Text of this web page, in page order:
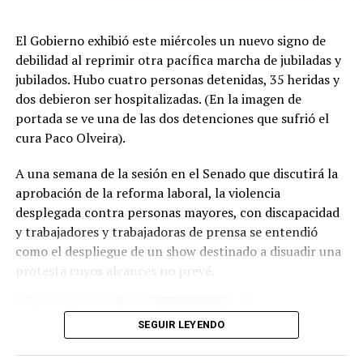
de extranjeros y extraterrestres definir si esto
explica o no la Argentina actual.
El cartel de esta semana fue futbolero: “Por más
Lichas, por más luchas”.
La referencia es al defensor central Lisandro Martínez,
único jugador que tuvo una postura crítica frente a la
situación del país. Por ejemplo, después de la represión
del 12 de marzo del 2025, cuando las fuerzas de
seguridad casi asesinan a Pablo Grillo de un disparo en la
cabeza, Martínez compartió un posteo: “Qué vergüenza
El Gobierno exhibió este miércoles un nuevo signo de
debilidad al reprimir otra pacífica marcha de jubiladas y
jubilados. Hubo cuatro personas detenidas, 35 heridas y
dos debieron ser hospitalizadas. (En la imagen de
portada se ve una de las dos detenciones que sufrió el
cura Paco Olveira).
A una semana de la sesión en el Senado que discutirá la
aprobación de la reforma laboral, la violencia
desplegada contra personas mayores, con discapacidad
y trabajadores y trabajadoras de prensa se entendió
como el despliegue de un show destinado a disuadir una
protesta cuyos alcances no prevé.
SEGUIR LEYENDO